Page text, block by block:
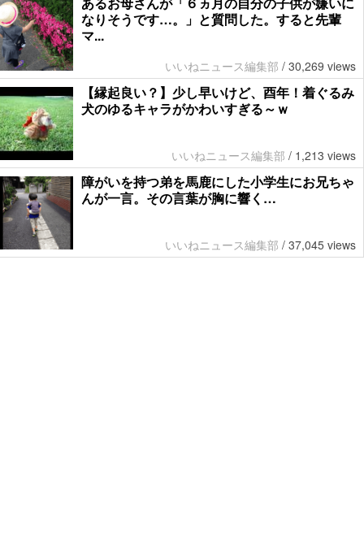
なりそうです…。」と質問した。すると先輩
マ...
いいねニュース編集部 / 30,269 views
【縁起良い？】少し早いけど、酉年！着ぐるみ
犬のゆるキャラがかわいすぎる～ｗ
いいねニュース編集部 / 1,213 views
障がいを持つ弟を馬鹿にした小学生にお兄ちゃ
んが一言。その言葉が胸に響く…
いいねニュース編集部 / 37,045 views